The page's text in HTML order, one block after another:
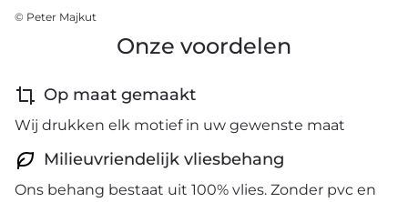
© Peter Majkut
Onze voordelen
Op maat gemaakt
Wij drukken elk motief in uw gewenste maat
Milieuvriendelijk vliesbehang
Ons behang bestaat uit 100% vlies. Zonder pvc en